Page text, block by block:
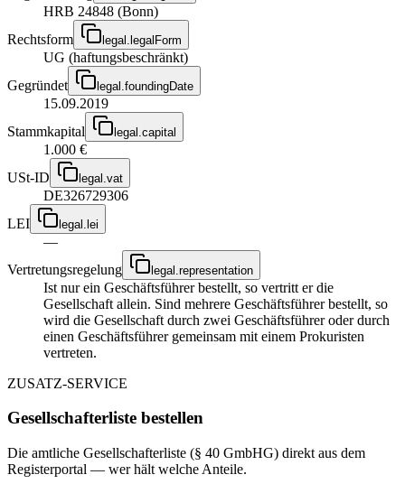
HRB 24848 (Bonn)
Rechtsform
legal.legalForm
UG (haftungsbeschränkt)
Gegründet
legal.foundingDate
15.09.2019
Stammkapital
legal.capital
1.000 €
USt-ID
legal.vat
DE326729306
LEI
legal.lei
—
Vertretungsregelung
legal.representation
Ist nur ein Geschäftsführer bestellt, so vertritt er die
Gesellschaft allein. Sind mehrere Geschäftsführer bestellt, so
wird die Gesellschaft durch zwei Geschäftsführer oder durch
einen Geschäftsführer gemeinsam mit einem Prokuristen
vertreten.
ZUSATZ-SERVICE
Gesellschafterliste bestellen
Die amtliche Gesellschafterliste (§ 40 GmbHG) direkt aus dem
Registerportal — wer hält welche Anteile.